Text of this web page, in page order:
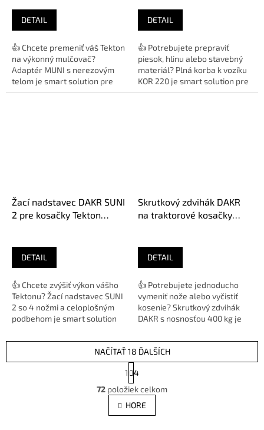
DETAIL
👍 Chcete premeniť váš Tekton
na výkonný mulčovač?
Adaptér MUNI s nerezovým
telom je smart solution pre
ekologické kosenie trávy bez...
DETAIL
👍 Potrebujete prepraviť
piesok, hlinu alebo stavebný
materiál? Plná korba k vozíku
KOR 220 je smart solution pre
váš Panter s nosnosťou...
Žací nadstavec DAKR SUNI
2 pre kosačky Tekton
DETAIL
👍 Chcete zvýšiť výkon vášho
Tektonu? Žací nadstavec SUNI
2 so 4 nožmi a celoplošným
podbehom je smart solution
Skrutkový zdvihák DAKR
na traktorové kosačky
DETAIL
👍 Potrebujete jednoducho
vymeniť nože alebo vyčistiť
kosenie? Skrutkový zdvihák
DAKR s nosnosťou 400 kg je
O
v
l
á
NAČÍTAŤ 18 ĎALŠÍCH
S
t
r
á
n
k
1
4
72 položiek celkom
HORE